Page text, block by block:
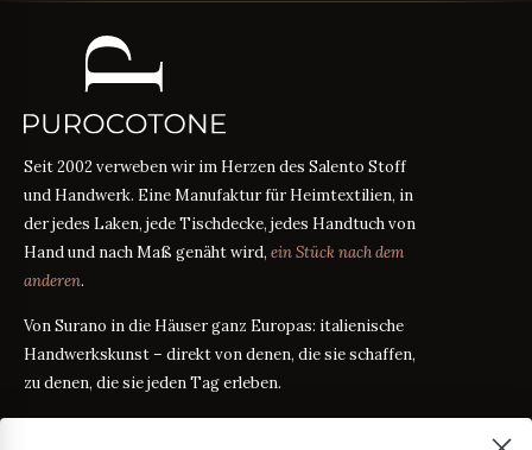
Seit 2002 verweben wir im Herzen des Salento Stoff
und Handwerk. Eine Manufaktur für Heimtextilien, in
der jedes Laken, jede Tischdecke, jedes Handtuch von
Hand und nach Maß genäht wird, ein Stück nach dem
anderen.
Von Surano in die Häuser ganz Europas: italienische
Handwerkskunst – direkt von denen, die sie schaffen,
zu denen, die sie jeden Tag erleben.